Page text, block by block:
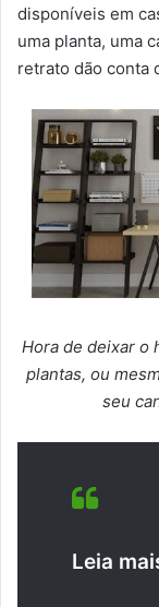
disponíveis em
uma planta, uma
retrato dão conta
Hora de deixar o
plantas, ou
seu
Leia